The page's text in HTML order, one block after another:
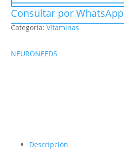
Consultar por WhatsApp
Categoría:Vitaminas
NEURONEEDS
Descripción